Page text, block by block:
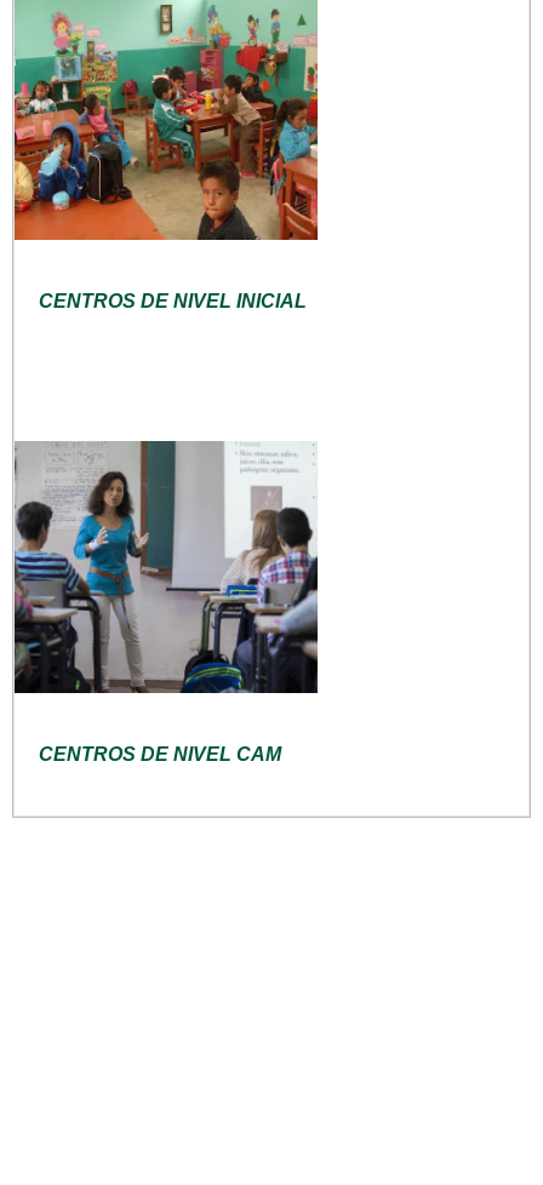
CENTROS DE NIVEL INICIAL
CENTROS DE NIVEL CAM